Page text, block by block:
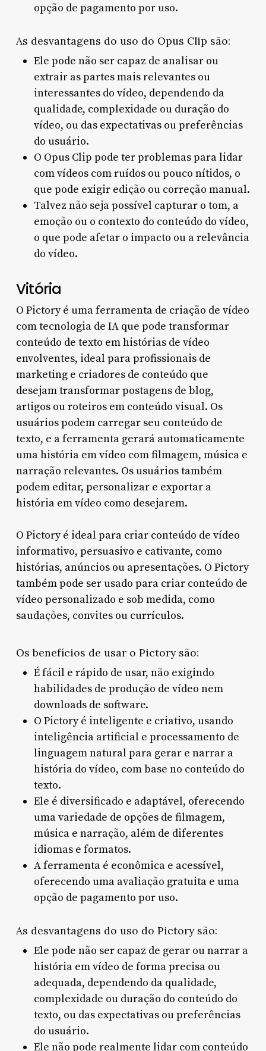
opção de pagamento por uso.
As desvantagens do uso do Opus Clip são:
Ele pode não ser capaz de analisar ou
extrair as partes mais relevantes ou
interessantes do vídeo, dependendo da
qualidade, complexidade ou duração do
vídeo, ou das expectativas ou preferências
do usuário.
O Opus Clip pode ter problemas para lidar
com vídeos com ruídos ou pouco nítidos, o
que pode exigir edição ou correção manual.
Talvez não seja possível capturar o tom, a
emoção ou o contexto do conteúdo do vídeo,
o que pode afetar o impacto ou a relevância
do vídeo.
Vitória
O Pictory é uma ferramenta de criação de vídeo
com tecnologia de IA que pode transformar
conteúdo de texto em histórias de vídeo
envolventes, ideal para profissionais de
marketing e criadores de conteúdo que
desejam transformar postagens de blog,
artigos ou roteiros em conteúdo visual. Os
usuários podem carregar seu conteúdo de
texto, e a ferramenta gerará automaticamente
uma história em vídeo com filmagem, música e
narração relevantes. Os usuários também
podem editar, personalizar e exportar a
história em vídeo como desejarem.
O Pictory é ideal para criar conteúdo de vídeo
informativo, persuasivo e cativante, como
histórias, anúncios ou apresentações. O Pictory
também pode ser usado para criar conteúdo de
vídeo personalizado e sob medida, como
saudações, convites ou currículos.
Os benefícios de usar o Pictory são:
É fácil e rápido de usar, não exigindo
habilidades de produção de vídeo nem
downloads de software.
O Pictory é inteligente e criativo, usando
inteligência artificial e processamento de
linguagem natural para gerar e narrar a
história do vídeo, com base no conteúdo do
texto.
Ele é diversificado e adaptável, oferecendo
uma variedade de opções de filmagem,
música e narração, além de diferentes
idiomas e formatos.
A ferramenta é econômica e acessível,
oferecendo uma avaliação gratuita e uma
opção de pagamento por uso.
As desvantagens do uso do Pictory são:
Ele pode não ser capaz de gerar ou narrar a
história em vídeo de forma precisa ou
adequada, dependendo da qualidade,
complexidade ou duração do conteúdo do
texto, ou das expectativas ou preferências
do usuário.
Ele não pode realmente lidar com conteúdo